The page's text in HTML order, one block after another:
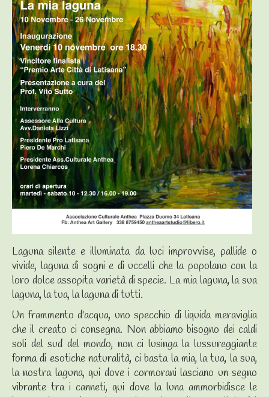
Laguna silente e illuminata da luci improvvise, pallide o
vivide, laguna di sogni e di uccelli che la popolano con la
loro dolce assopita varietà di specie. La mia laguna, la sua
laguna, la tua, la laguna di tutti.
Un frammento d'acqua, uno specchio di liquida meraviglia
che il creato ci consegna. Non abbiamo bisogno dei caldi
soli del sud del mondo, non ci lusinga la lussureggiante
forma di esotiche naturalità, ci basta la mia, la tua, la sua,
la nostra laguna, qui dove i cormorani lasciano un segno
vibrante tra i canneti, qui dove la luna ammorbidisce le